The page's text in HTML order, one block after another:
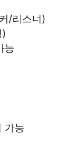
/리스너)
)
능
가능